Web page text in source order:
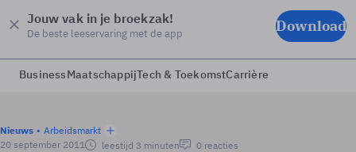
Jouw vak in je broekzak!
De beste leeservaring met de app Download
BusinessMaatschappijTech & ToekomstCarrière
Nieuws
Arbeidsmarkt
20 september 2011
leestijd 3 minuten 0 reacties